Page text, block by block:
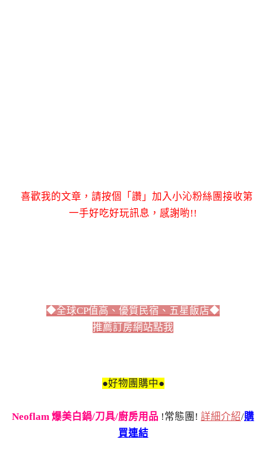
喜歡我的文章，請按個「讚」加入小沁粉絲團接收第
一手好吃好玩訊息，感謝喲!!
◆全球CP值高、優質民宿、五星飯店◆
推薦訂房網站點我
●好物團購中●
Neoflam 爆美白鍋/刀具/廚房用品 !常態團! 詳細介紹/購
買連結